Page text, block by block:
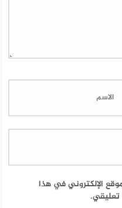
الإلكتروني في هذا
تعليقي.